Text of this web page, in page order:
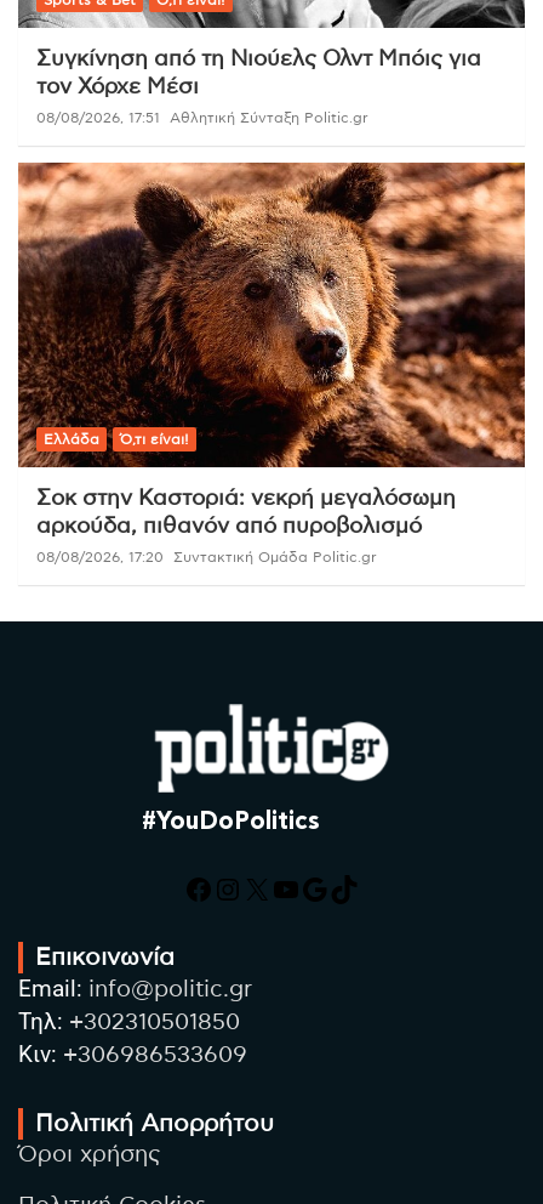
Συγκίνηση από τη Νιούελς Ολντ Μπόις για
τον Χόρχε Μέσι
08/08/2026, 17:51 Αθλητική Σύνταξη Politic.gr
Ελλάδα Ό,τι είναι!
Σοκ στην Καστοριά: νεκρή μεγαλόσωμη
αρκούδα, πιθανόν από πυροβολισμό
08/08/2026, 17:20 Συντακτική Ομάδα Politic.gr
#YouDoPolitics
Facebook
Instagram
X YouTube
Google
TikTok
Επικοινωνία
Email: info@politic.gr
Τηλ: +302310501850
Κιν: +306986533609
Πολιτική Απορρήτου
Όροι χρήσης